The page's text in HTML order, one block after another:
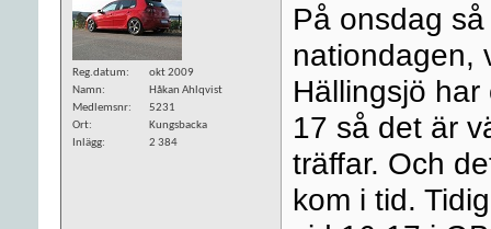
Reg.datum
okt 2009
Namn
Håkan Ahlqvist
Medlemsnr
5231
Ort
Kungsbacka
Inlägg
2 384
På onsdag
nationdagen,
Hällingsjö
17 så det är
träffar. Och
kom i tid.